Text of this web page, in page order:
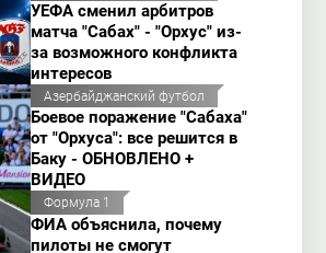
УЕФА сменил арбитров
матча "Сабах" - "Орхус" из-
за возможного конфликта
интересов
Азербайджанский футбол
Боевое поражение "Сабаха"
от "Орхуса": все решится в
Баку - ОБНОВЛЕНО +
ВИДЕО
Формула 1
ФИА объяснила, почему
пилоты не смогут